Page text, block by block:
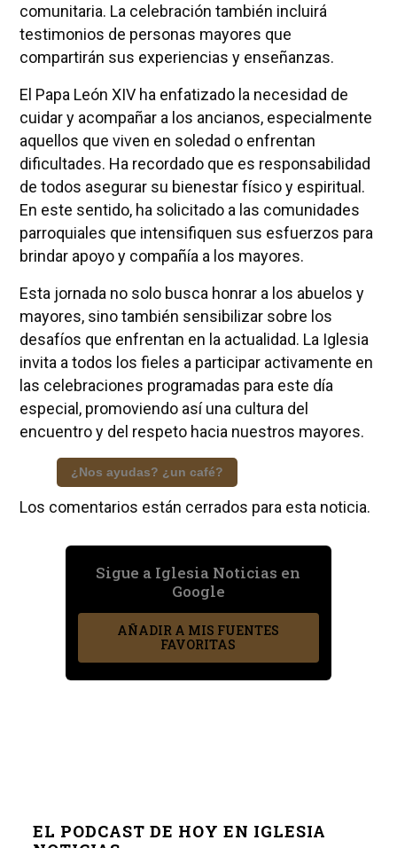
comunitaria. La celebración también incluirá
testimonios de personas mayores que
compartirán sus experiencias y enseñanzas.
El Papa León XIV ha enfatizado la necesidad de
cuidar y acompañar a los ancianos, especialmente
aquellos que viven en soledad o enfrentan
dificultades. Ha recordado que es responsabilidad
de todos asegurar su bienestar físico y espiritual.
En este sentido, ha solicitado a las comunidades
parroquiales que intensifiquen sus esfuerzos para
brindar apoyo y compañía a los mayores.
Esta jornada no solo busca honrar a los abuelos y
mayores, sino también sensibilizar sobre los
desafíos que enfrentan en la actualidad. La Iglesia
invita a todos los fieles a participar activamente en
las celebraciones programadas para este día
especial, promoviendo así una cultura del
encuentro y del respeto hacia nuestros mayores.
¿Nos ayudas? ¿un café?
Los comentarios están cerrados para esta noticia.
Sigue a Iglesia Noticias en
Google
AÑADIR A MIS FUENTES
FAVORITAS
EL PODCAST DE HOY EN IGLESIA